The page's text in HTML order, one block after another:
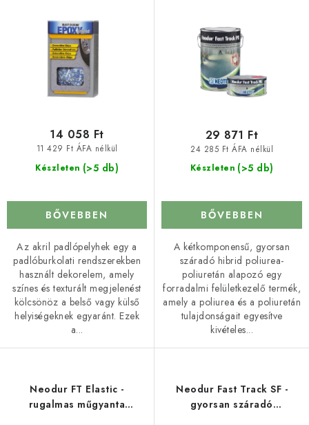
Készleten (>5 db)
11 429 Ft ÁFA nélkül
14 058 Ft
BŐVEBBEN
Az akril padlópelyhek egy a
padlóburkolati rendszerekben
használt dekorelem, amely
színes és texturált megjelenést
kölcsönöz a belső vagy külső
helyiségeknek egyaránt. Ezek
a...
Készleten (>5 db)
24 285 Ft ÁFA nélkül
29 871 Ft
BŐVEBBEN
A kétkomponensű, gyorsan
száradó hibrid poliurea-
poliuretán alapozó egy
forradalmi felületkezelő termék,
amely a poliurea és a poliuretán
tulajdonságait egyesítve
kivételes...
Neodur FT Elastic -
rugalmas műgyanta
Neodur Fast Track SF -
gyorsan száradó